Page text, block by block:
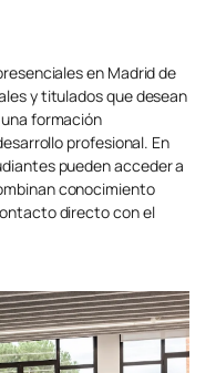
en Madrid de
y titulados que desean
formación
profesional. En
pueden acceder a
conocimiento
directo con el